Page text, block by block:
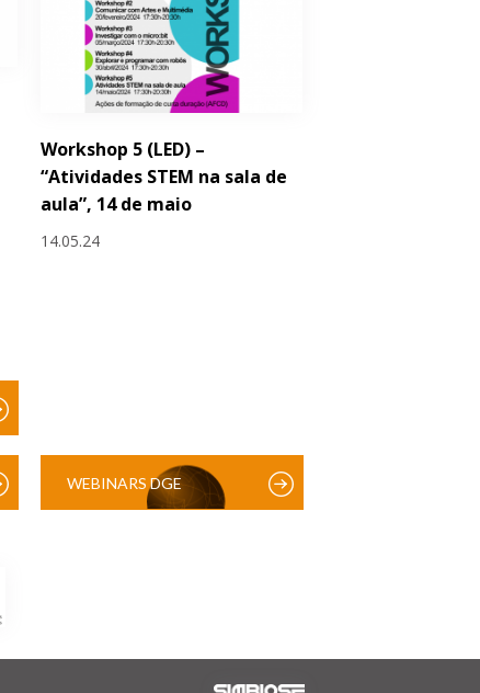
Workshop 5 (LED) –
“Atividades STEM na sala de
aula”, 14 de maio
14.05.24
WEBINARS DGE